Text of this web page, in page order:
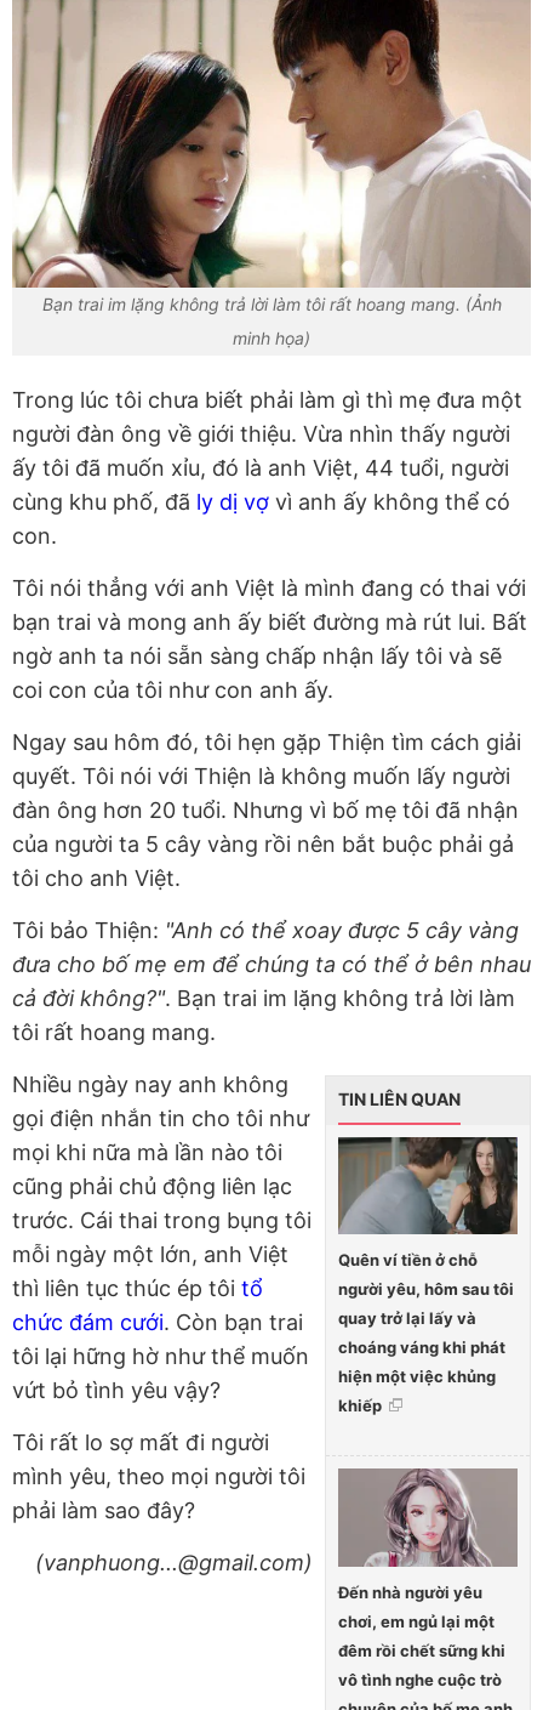
Bạn trai im lặng không trả lời làm tôi rất hoang mang. (Ảnh
minh họa)
Trong lúc tôi chưa biết phải làm gì thì mẹ đưa một
người đàn ông về giới thiệu. Vừa nhìn thấy người
ấy tôi đã muốn xỉu, đó là anh Việt, 44 tuổi, người
cùng khu phố, đã ly dị vợ vì anh ấy không thể có
con.
Tôi nói thẳng với anh Việt là mình đang có thai với
bạn trai và mong anh ấy biết đường mà rút lui. Bất
ngờ anh ta nói sẵn sàng chấp nhận lấy tôi và sẽ
coi con của tôi như con anh ấy.
Ngay sau hôm đó, tôi hẹn gặp Thiện tìm cách giải
quyết. Tôi nói với Thiện là không muốn lấy người
đàn ông hơn 20 tuổi. Nhưng vì bố mẹ tôi đã nhận
của người ta 5 cây vàng rồi nên bắt buộc phải gả
tôi cho anh Việt.
Tôi bảo Thiện: "Anh có thể xoay được 5 cây vàng
đưa cho bố mẹ em để chúng ta có thể ở bên nhau
cả đời không?". Bạn trai im lặng không trả lời làm
tôi rất hoang mang.
TIN LIÊN QUAN
Quên ví tiền ở chỗ
người yêu, hôm sau tôi
quay trở lại lấy và
choáng váng khi phát
hiện một việc khủng
khiếp
Đến nhà người yêu
chơi, em ngủ lại một
đêm rồi chết sững khi
vô tình nghe cuộc trò
Nhiều ngày nay anh không
gọi điện nhắn tin cho tôi như
mọi khi nữa mà lần nào tôi
cũng phải chủ động liên lạc
trước. Cái thai trong bụng tôi
mỗi ngày một lớn, anh Việt
thì liên tục thúc ép tôi tổ
chức đám cưới. Còn bạn trai
tôi lại hững hờ như thể muốn
vứt bỏ tình yêu vậy?
Tôi rất lo sợ mất đi người
mình yêu, theo mọi người tôi
phải làm sao đây?
(vanphuong...@gmail.com)